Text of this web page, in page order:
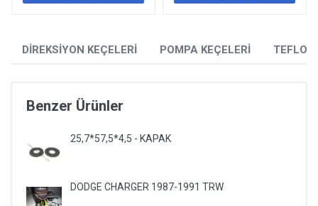
DİREKSİYON KEÇELERİ POMPA KEÇELERİ
Benzer Ürünler
25,7*57,5*4,5 - KAPAK
DODGE CHARGER 1987-1991 TRW